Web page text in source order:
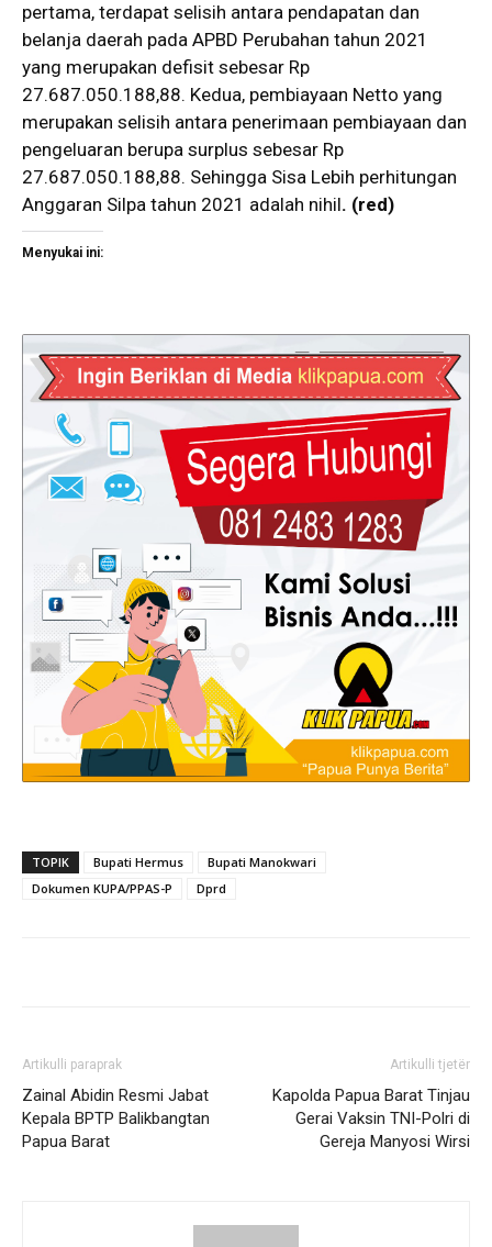
pertama, terdapat selisih antara pendapatan dan
belanja daerah pada APBD Perubahan tahun 2021
yang merupakan defisit sebesar Rp
27.687.050.188,88. Kedua, pembiayaan Netto yang
merupakan selisih antara penerimaan pembiayaan dan
pengeluaran berupa surplus sebesar Rp
27.687.050.188,88. Sehingga Sisa Lebih perhitungan
Anggaran Silpa tahun 2021 adalah nihil. (red)
Menyukai ini:
TOPIK Bupati Hermus
Bupati Manokwari
Dokumen KUPA/PPAS-P
Dprd
Artikulli paraprak
Zainal Abidin Resmi Jabat
Kepala BPTP Balikbangtan
Papua Barat
Artikulli tjetër
Kapolda Papua Barat Tinjau
Gerai Vaksin TNI-Polri di
Gereja Manyosi Wirsi